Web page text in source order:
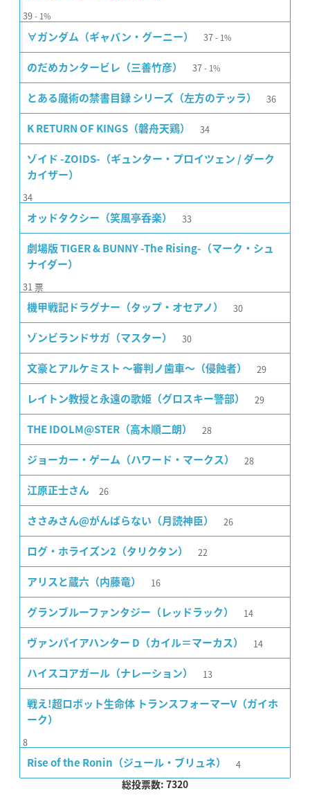
39 1%
∀ガンダム（ギャバン・グーニー） 37 1%
のだめカンタービレ（三善竹彦） 37 1%
とある魔術の禁書目録 シリーズ（左方のテッラ） 36
K RETURN OF KINGS（磐舟天鶏） 34
ゾイド -ZOIDS-（ギュンター・プロイツェン / ダーク
カイザー）
34
オッドタクシー（笑風亭呑楽） 33
劇場版 TIGER & BUNNY -The Rising-（マーク・シュ
ナイダー）
31 票
機甲戦記ドラグナー（タップ・オセアノ） 30
ゾンビランドサガ（マスター） 30
文豪とアルケミスト 〜審判ノ歯車〜（侵蝕者） 29
レイトン教授と永遠の歌姫（グロスキー警部） 29
THE IDOLM@STER（高木順二朗） 28
ジョーカー・ゲーム（ハワード・マークス） 28
江原正士さん 26
ささみさん@がんばらない（月読神臣） 26
ログ・ホライズン2（タリクタン） 22
アリスと蔵六（内藤竜） 16
グランブルーファンタジー（レッドラック） 14
ヴァンパイアハンター D（カイル＝マーカス） 14
ハイスコアガール（ナレーション） 13
戦え!超ロボット生命体 トランスフォーマーV（ガイホ
ーク）
8
Rise of the Ronin（ジュール・ブリュネ） 4
総投票数: 7320